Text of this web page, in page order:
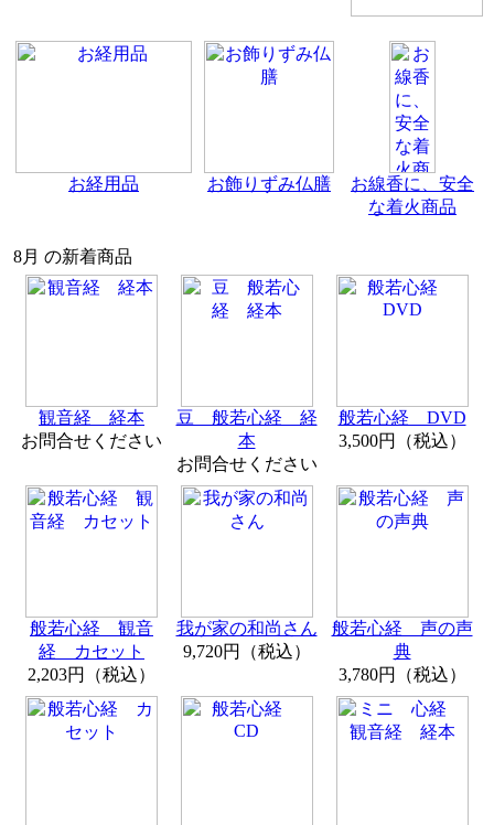
お経用品 お飾りずみ仏膳
お線香に、安全
な着火商品
8月 の新着商品
観音経 経本
お問合せください
豆 般若心経 経
本
お問合せください
般若心経 DVD
3,500円（税込）
般若心経 観音
経 カセット
2,203円（税込）
我が家の和尚さん
9,720円（税込）
般若心経 声の声
典
3,780円（税込）